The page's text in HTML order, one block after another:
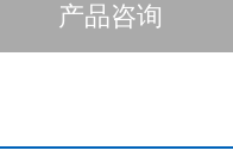
产品咨询